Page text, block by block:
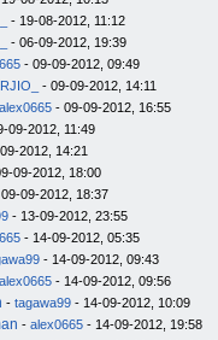
- 19-08-2012, 11:12
- 06-09-2012, 19:39
- 09-09-2012, 09:49
- 09-09-2012, 14:11
alex0665 - 09-09-2012, 16:55
09-2012, 11:49
2012, 14:21
09-2012, 18:00
09-2012, 18:37
- 13-09-2012, 23:55
- 14-09-2012, 05:35
- 14-09-2012, 09:43
alex0665 - 14-09-2012, 09:56
- tagawa99 - 14-09-2012, 10:09
- alex0665 - 14-09-2012, 19:58